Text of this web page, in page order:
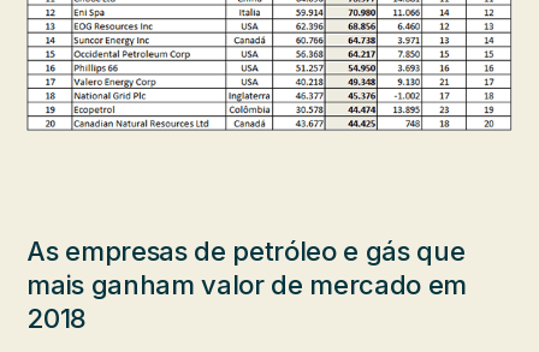
As empresas de petróleo e gás que
mais ganham valor de mercado em
2018